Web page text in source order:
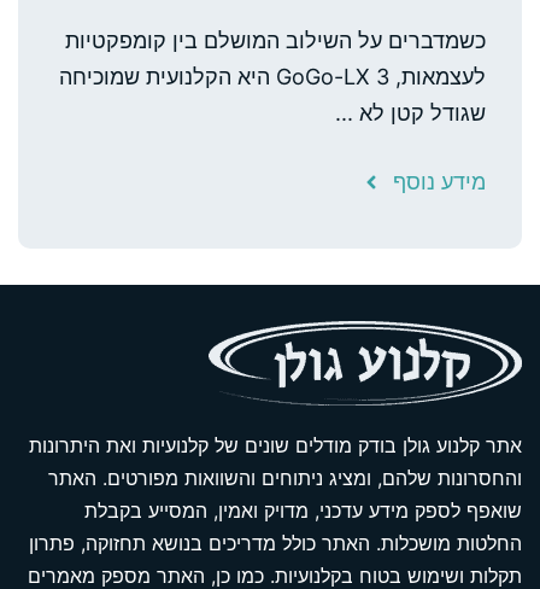
כשמדברים על השילוב המושלם בין קומפקטיות
לעצמאות, GoGo-LX 3 היא הקלנועית שמוכיחה
שגודל קטן לא ...
מידע נוסף
אתר קלנוע גולן בודק מודלים שונים של קלנועיות ואת היתרונות
והחסרונות שלהם, ומציג ניתוחים והשוואות מפורטים. האתר
שואפף לספק מידע עדכני, מדויק ואמין, המסייע בקבלת
החלטות מושכלות. האתר כולל מדריכים בנושא תחזוקה, פתרון
תקלות ושימוש בטוח בקלנועיות. כמו כן, האתר מספק מאמרים